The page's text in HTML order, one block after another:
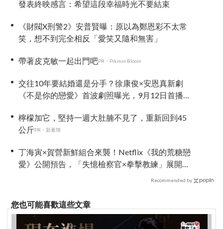
發表終映感言：希望這段幸福時光不要結束
《財閥X刑警2》安普賢曝：原以為鄭恩彩不太常
笑，想不到完全相反「愛笑又隨和無害」
帶著皮克敏一起出門吧PR・Pikmin Bloom
交往10年要結婚還是分手？徐康俊×安恩真新劇
《不是你的戀愛》首波劇照曝光，9月12日首播引
檸檬加它，堅持一週大肚腩不見了，重新回到45
公斤PR・新素簡
丁海寅×賀營新鮮組合來襲！Netflix《我的荒糖戀
愛》公開預告，「失憶檢察官×拳擊教練」展開荒
Recommended by
您也可能喜歡這些文章